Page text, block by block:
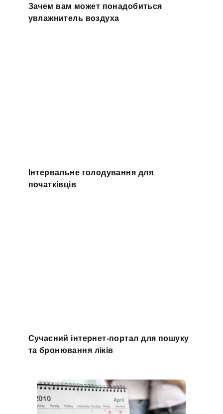
Зачем вам может понадобиться
увлажнитель воздуха
Інтервальне голодування для
початківців
Сучасний інтернет-портал для пошуку
та бронювання ліків